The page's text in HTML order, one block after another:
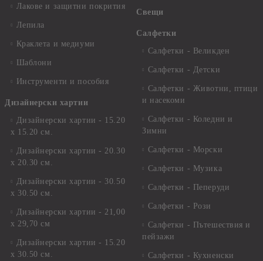
Лакове и защитни покрития
Лепила
Краклета и медиуми
Шаблони
Инструменти и пособия
Дизайнерски хартии
Дизайнерски хартии - 15.20
х 15.20 см.
Дизайнерски хартии - 20.30
х 20.30 см.
Дизайнерски хартии - 30.50
х 30.50 см.
Дизайнерски хартии - 21,00
х 29,70 см
Дизайнерски хартии - 15.20
x 30.50 см.
Свещи
Салфетки
Салфетки - Великден
Салфетки - Детски
Салфетки - Животни, птици
и насекоми
Салфетки - Коледни и
Зимни
Салфетки - Морски
Салфетки - Музика
Салфетки - Пеперуди
Салфетки - Рози
Салфетки - Пътешествия и
пейзажи
Салфетки - Кухненски